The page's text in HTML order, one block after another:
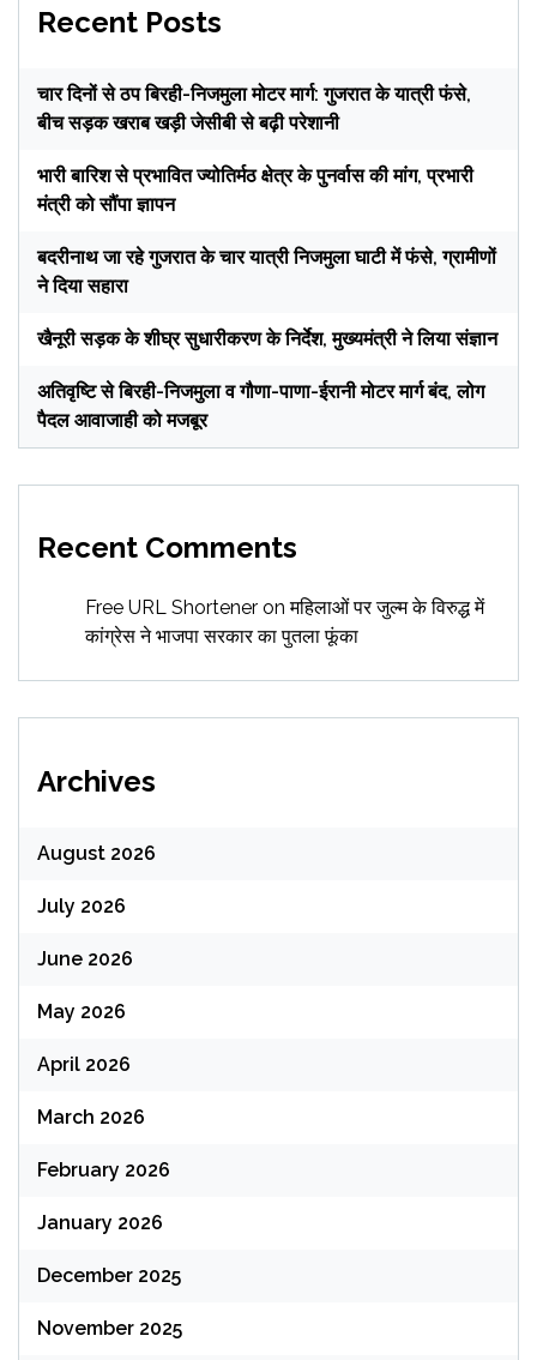
Recent Posts
चार दिनों से ठप बिरही-निजमुला मोटर मार्ग: गुजरात के यात्री फंसे,
बीच सड़क खराब खड़ी जेसीबी से बढ़ी परेशानी
भारी बारिश से प्रभावित ज्योतिर्मठ क्षेत्र के पुनर्वास की मांग, प्रभारी
मंत्री को सौंपा ज्ञापन
बदरीनाथ जा रहे गुजरात के चार यात्री निजमुला घाटी में फंसे, ग्रामीणों
ने दिया सहारा
खैनूरी सड़क के शीघ्र सुधारीकरण के निर्देश, मुख्यमंत्री ने लिया संज्ञान
अतिवृष्टि से बिरही-निजमुला व गौणा-पाणा-ईरानी मोटर मार्ग बंद, लोग
पैदल आवाजाही को मजबूर
Recent Comments
Free URL Shortener onमहिलाओं पर जुल्म के विरुद्ध में
कांग्रेस ने भाजपा सरकार का पुतला फूंका
Archives
August 2026
July 2026
June 2026
May 2026
April 2026
March 2026
February 2026
January 2026
December 2025
November 2025